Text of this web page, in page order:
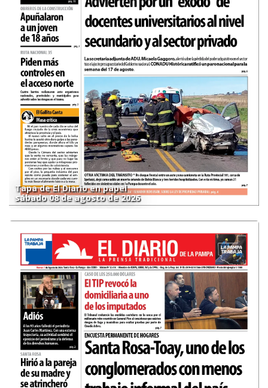
Tapa de El Diario en papel
sábado 08 de agosto de 2026